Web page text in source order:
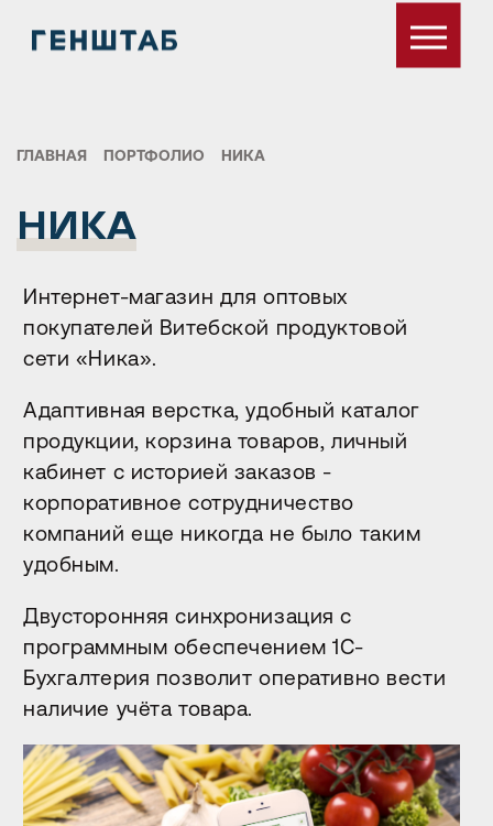
ГЛАВНАЯ ПОРТФОЛИО НИКА
НИКА
Интернет-магазин для оптовых
покупателей Витебской продуктовой
сети «Ника».
Адаптивная верстка, удобный каталог
продукции, корзина товаров, личный
кабинет с историей заказов -
корпоративное сотрудничество
компаний еще никогда не было таким
удобным.
Двусторонняя синхронизация с
программным обеспечением 1С-
Бухгалтерия позволит оперативно вести
наличие учёта товара.